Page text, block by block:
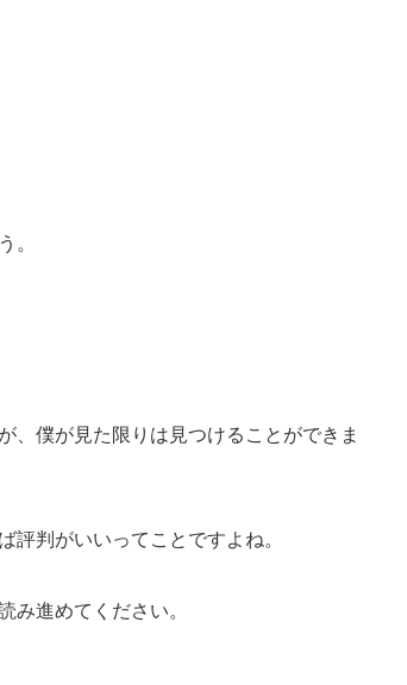
、僕が見た限りは見つけることができま
判がいいってことですよね。
進めてください。